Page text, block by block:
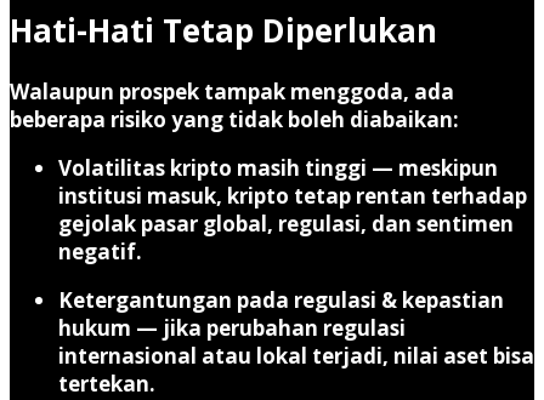
Hati-Hati Tetap Diperlukan
Walaupun prospek tampak menggoda, ada
beberapa risiko yang tidak boleh diabaikan:
Volatilitas kripto masih tinggi — meskipun
institusi masuk, kripto tetap rentan terhadap
gejolak pasar global, regulasi, dan sentimen
negatif.
Ketergantungan pada regulasi & kepastian
hukum — jika perubahan regulasi
internasional atau lokal terjadi, nilai aset bisa
tertekan.